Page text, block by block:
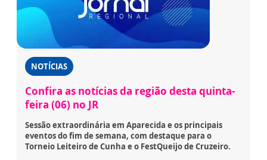
NOTÍCIAS
Confira as notícias da região desta quinta-
feira (06) no JR
Sessão extraordinária em Aparecida e os principais
eventos do fim de semana, com destaque para o
Torneio Leiteiro de Cunha e o FestQueijo de Cruzeiro.